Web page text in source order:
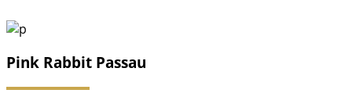
Pink Rabbit Passau